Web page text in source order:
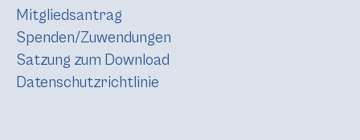
Mitgliedsantrag
Spenden/Zuwendungen
Satzung zum Download
Datenschutzrichtlinie